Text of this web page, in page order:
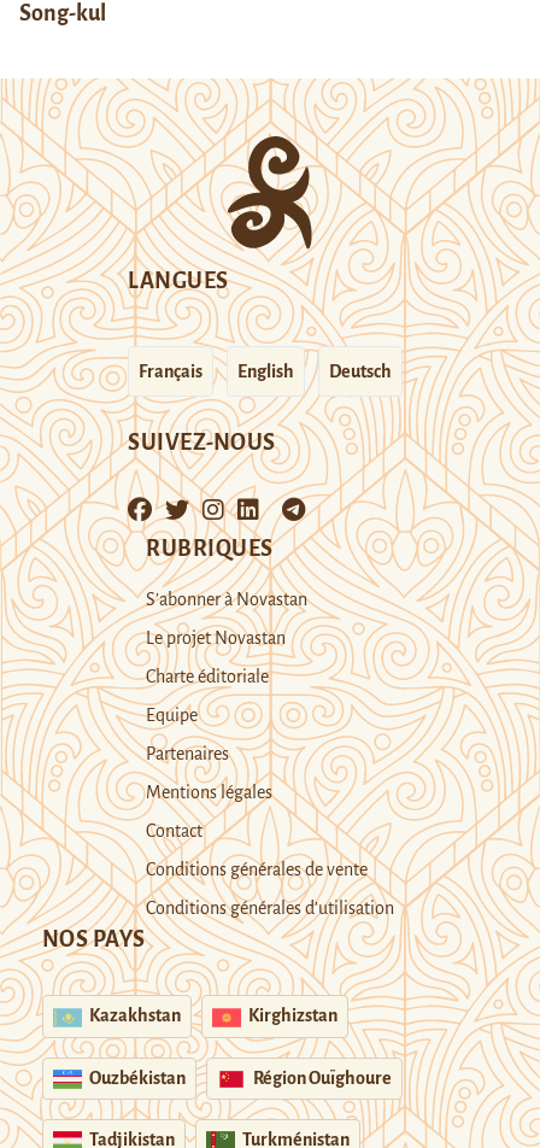
Song-kul
LANGUES
Français English Deutsch
SUIVEZ-NOUS
RUBRIQUES
S’abonner à Novastan
Le projet Novastan
Charte éditoriale
Equipe
Partenaires
Mentions légales
Contact
Conditions générales de vente
Conditions générales d’utilisation
NOS PAYS
Kazakhstan Kirghizstan
Ouzbékistan Région Ouïghoure
Tadjikistan Turkménistan